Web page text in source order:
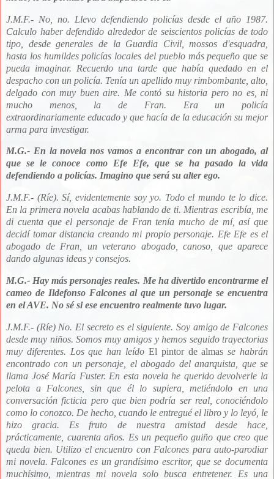
J.M.F.- No, no. Llevo defendiendo policías desde el año 1987.
Calculo haber defendido alrededor de seiscientos policías de todo
tipo, desde generales de la Guardia Civil, mossos d'esquadra,
hasta los humildes policías locales del pueblo más pequeño que se
pueda imaginar. Recuerdo una tarde que había quedado en el
despacho con un policía. Tenía un apellido muy rimbombante, alto,
delgado con muy buen aire. Me contó su historia pero no es, ni
mucho menos, la de Fran. Era un policía
extraordinariamente educado y que hacía de la educación su mejor
arma para investigar.
M.G.- En la novela nos vamos a encontrar con un abogado, al
que se le conoce como Efe Efe, que se ha pasado la vida
defendiendo a policías. Imagino que será su alter ego.
J.M.F.- (Ríe). Sí, evidentemente soy yo. Todo el mundo te lo dice.
En la primera novela acabas hablando de ti. Mientras escribía, me
di cuenta que el personaje de Fran tenía mucho de mí, así que
decidí tomar distancia creando mi propio personaje. Efe Efe es el
abogado de Fran, un veterano abogado, canoso, que aparece
dando algunas ideas y consejos.
M.G.- Hay más personajes reales. Me ha divertido encontrarme el
cameo de Ildefonso Falcones al que un personaje se encuentra
en el AVE. No sé si ese encuentro realmente tuvo lugar.
J.M.F.- (Ríe) No. El secreto es el siguiente. Soy amigo de Falcones
desde muy niños. Somos muy amigos y hemos seguido trayectorias
muy diferentes. Los que han leído El pintor de almas se habrán
encontrado con un personaje, el abogado del anarquista, que se
llama José María Fuster. En esta novela he querido devolverle la
pelota a Falcones, sin que él lo supiera, metiéndolo en una
conversación ficticia pero que bien podría ser real, conociéndolo
como lo conozco. De hecho, cuando le entregué el libro y lo leyó, le
hizo gracia. Es fruto de nuestra amistad desde hace,
prácticamente, cuarenta años. Es un pequeño guiño que creo que
queda bien. Utilizo el encuentro con Falcones para auto-parodiar
mi novela. Falcones es un grandísimo escritor, que se documenta
muchísimo, mientras mi novela solo busca entretener. Es una